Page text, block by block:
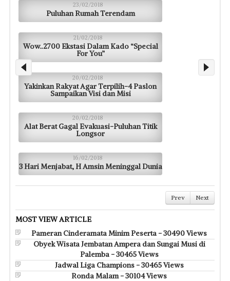
23/02/2018
Puluhan Rumah Terendam
21/02/2018
Wow..2700 Ekstasi Dalam Kado “Special
For You”
20/02/2018
Yakinkan Rakyat Agar Terpilih-4 Paslon
Sampaikan Visi dan Misi
20/02/2018
Alat Berat Gagal Evakuasi-Puluhan Titik
Longsor
16/02/2018
3 Hari Menjabat, H Amsin Meninggal Dunia
Prev Next
MOST VIEW ARTICLE
Pameran Cinderamata Minim Peserta - 30490 Views
Obyek Wisata Jembatan Ampera dan Sungai Musi di
Palemba - 30465 Views
Jadwal Liga Champions - 30465 Views
Ronda Malam - 30104 Views